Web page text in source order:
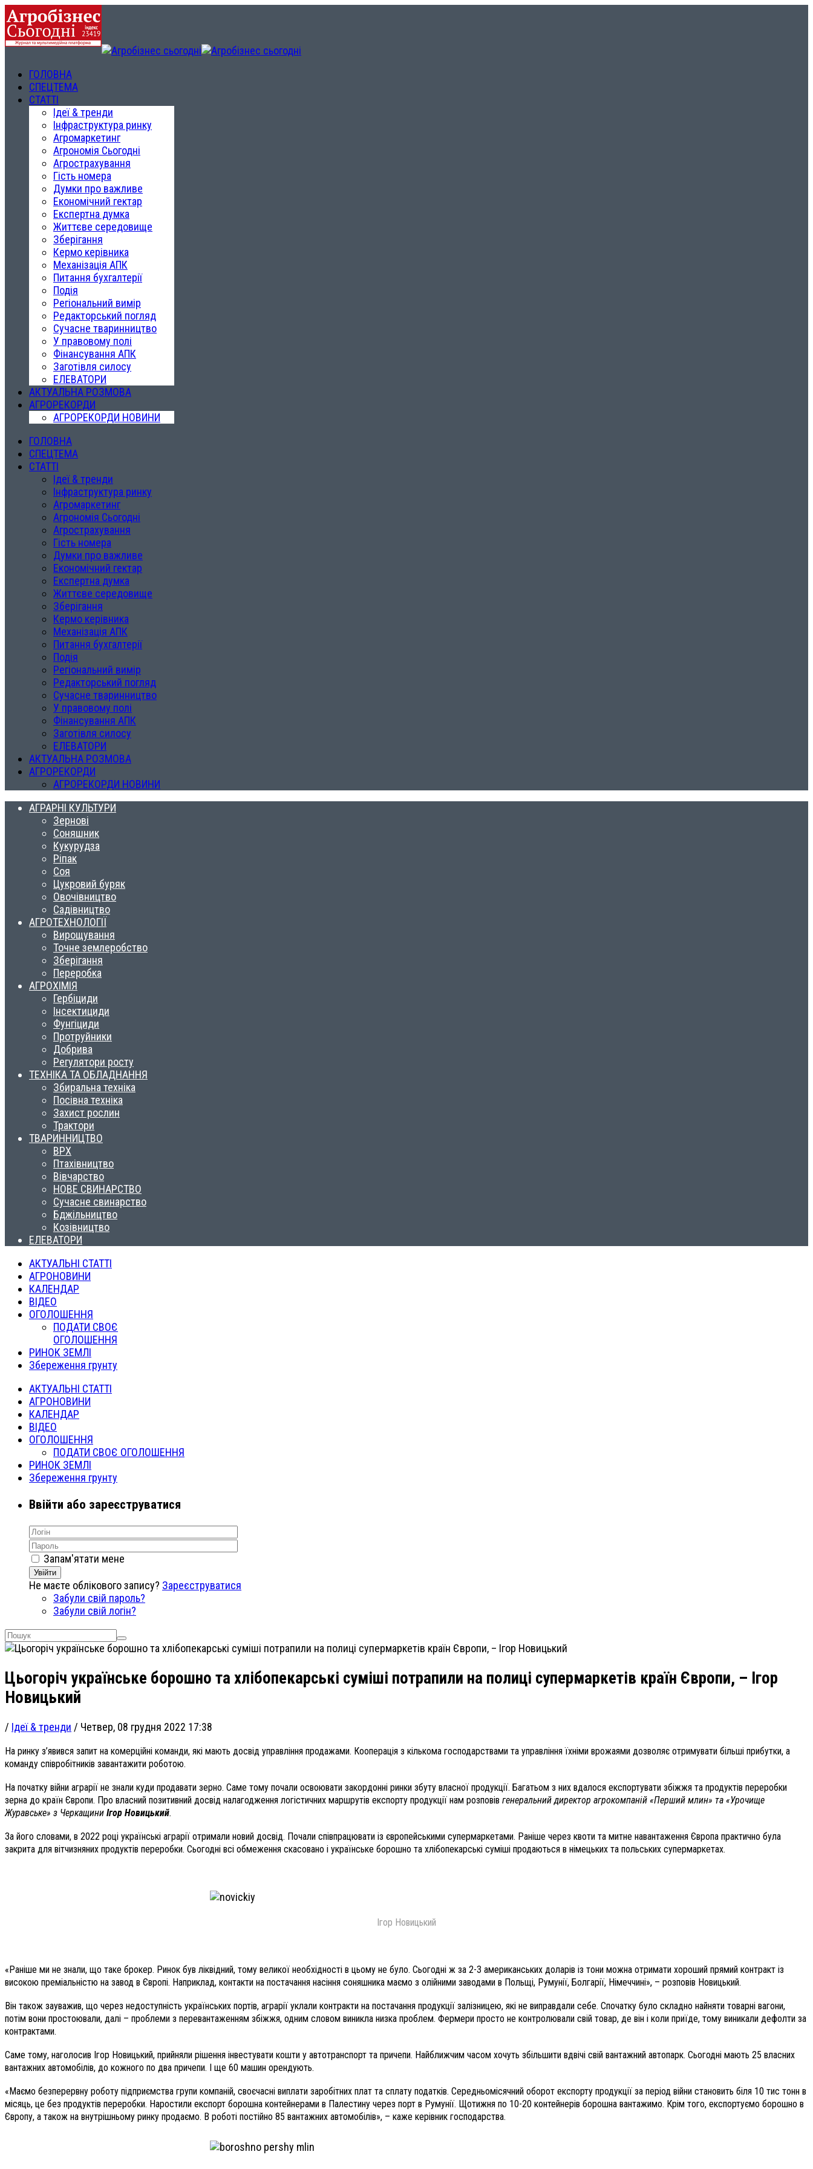
ГОЛОВНА
СПЕЦТЕМА
СТАТТІ
Ідеї & тренди
Інфраструктура ринку
Агромаркетинг
Агрономія Сьогодні
Агрострахування
Гість номера
Думки про важливе
Економічний гектар
Експертна думка
Життєве середовище
Зберігання
Кермо керівника
Механізація АПК
Питання бухгалтерії
Подія
Регіональний вимір
Редакторський погляд
Сучасне тваринництво
У правовому полі
Фінансування АПК
Заготівля силосу
ЕЛЕВАТОРИ
АКТУАЛЬНА РОЗМОВА
АГРОРЕКОРДИ
АГРОРЕКОРДИ НОВИНИ
ГОЛОВНА
СПЕЦТЕМА
СТАТТІ
Ідеї & тренди
Інфраструктура ринку
Агромаркетинг
Агрономія Сьогодні
Агрострахування
Гість номера
Думки про важливе
Економічний гектар
Експертна думка
Життєве середовище
Зберігання
Кермо керівника
Механізація АПК
Питання бухгалтерії
Подія
Регіональний вимір
Редакторський погляд
Сучасне тваринництво
У правовому полі
Фінансування АПК
Заготівля силосу
ЕЛЕВАТОРИ
АКТУАЛЬНА РОЗМОВА
АГРОРЕКОРДИ
АГРОРЕКОРДИ НОВИНИ
АГРАРНІ КУЛЬТУРИ
Зернові
Соняшник
Кукурудза
Ріпак
Соя
Цукровий буряк
Овочівництво
Садівництво
АГРОТЕХНОЛОГІЇ
Вирощування
Точне землеробство
Зберігання
Переробка
АГРОХІМІЯ
Гербіциди
Інсектициди
Фунгіциди
Протруйники
Добрива
Регулятори росту
ТЕХНІКА ТА ОБЛАДНАННЯ
Збиральна техніка
Посівна техніка
Захист рослин
Трактори
ТВАРИННИЦТВО
ВРХ
Птахівництво
Вівчарство
НОВЕ СВИНАРСТВО
Сучасне свинарство
Бджільництво
Козівництво
ЕЛЕВАТОРИ
АКТУАЛЬНІ СТАТТІ
АГРОНОВИНИ
КАЛЕНДАР
ВІДЕО
ОГОЛОШЕННЯ
ПОДАТИ СВОЄ
ОГОЛОШЕННЯ
РИНОК ЗЕМЛІ
Збереження грунту
АКТУАЛЬНІ СТАТТІ
АГРОНОВИНИ
КАЛЕНДАР
ВІДЕО
ОГОЛОШЕННЯ
ПОДАТИ СВОЄ ОГОЛОШЕННЯ
РИНОК ЗЕМЛІ
Збереження грунту
Ввійти або зареєструватися
Запам'ятати мене
Увійти
Не маєте облікового запису? Зареєструватися
Забули свій пароль?
Забули свій логін?
Цьогоріч українське борошно та хлібопекарські суміші потрапили на полиці супермаркетів країн Європи, – Ігор
Новицький
/ Ідеї & тренди / Четвер, 08 грудня 2022 17:38
На ринку з’явився запит на комерційні команди, які мають досвід управління продажами. Кооперація з кількома господарствами та управління їхніми врожаями дозволяє отримувати більші прибутки, а
команду співробітників завантажити роботою.
На початку війни аграрії не знали куди продавати зерно. Саме тому почали освоювати закордонні ринки збуту власної продукції. Багатьом з них вдалося експортувати збіжжя та продуктів переробки
зерна до країн Європи. Про власний позитивний досвід налагодження логістичних маршрутів експорту продукції нам розповів генеральний директор агрокомпаній «Перший млин» та «Урочище
Журавське» з Черкащини Ігор Новицький.
За його словами, в 2022 році українські аграрії отримали новий досвід. Почали співпрацювати із європейськими супермаркетами. Раніше через квоти та митне навантаження Європа практично була
закрита для вітчизняних продуктів переробки. Сьогодні всі обмеження скасовано і українське борошно та хлібопекарські суміші продаються в німецьких та польських супермаркетах.
Ігор Новицький
«Раніше ми не знали, що таке брокер. Ринок був ліквідний, тому великої необхідності в цьому не було. Сьогодні ж за 2-3 американських доларів із тони можна отримати хороший прямий контракт із
високою преміальністю на завод в Європі. Наприклад, контакти на постачання насіння соняшника маємо з олійними заводами в Польщі, Румунії, Болгарії, Німеччині», – розповів Новицький.
Він також зауважив, що через недоступність українських портів, аграрії уклали контракти на постачання продукції залізницею, які не виправдали себе. Спочатку було складно найняти товарні вагони,
потім вони простоювали, далі – проблеми з перевантаженням збіжжя, одним словом виникла низка проблем. Фермери просто не контролювали свій товар, де він і коли приїде, тому виникали дефолти за
контрактами.
Саме тому, наголосив Ігор Новицький, прийняли рішення інвестувати кошти у автотранспорт та причепи. Найближчим часом хочуть збільшити вдвічі свій вантажний автопарк. Сьогодні мають 25 власних
вантажних автомобілів, до кожного по два причепи. І ще 60 машин орендують.
«Маємо безперервну роботу підприємства групи компаній, своєчасні виплати заробітних плат та сплату податків. Середньомісячний оборот експорту продукції за період війни становить біля 10 тис тонн в
місяць, це без продуктів переробки. Наростили експорт борошна контейнерами в Палестину через порт в Румунії. Щотижня по 10-20 контейнерів борошна вантажимо. Крім того, експортуємо борошно в
Європу, а також на внутрішньому ринку продаємо. В роботі постійно 85 вантажних автомобілів», – каже керівник господарства.